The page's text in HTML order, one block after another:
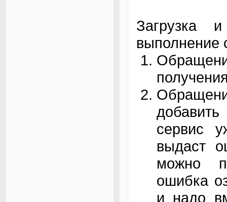
Загрузка
выполнение
сервис
выдаст
можно
ошибка
и надо